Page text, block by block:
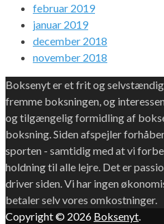
februar 2019
januar 2019
december 2018
november 2018
Boksenyt er et frit og
fremme boksningen, og
og tilgængelig formidling af
boksning. Siden afspejler
sporten - samtidig med at vi
holdning til alle lejre. Det er
driver siden. Vi har ingen
betaler selv vores omkostninger.
Copyright © 2026 Boksenyt.